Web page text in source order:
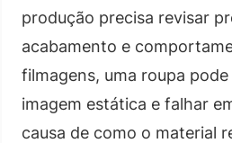
produção precisa revisar
acabamento e
filmagens, uma roupa
imagem estática e falhar
causa de como o material